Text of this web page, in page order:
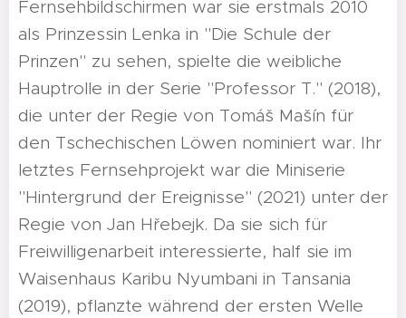
Fernsehbildschirmen war sie erstmals 2010
als Prinzessin Lenka in "Die Schule der
Prinzen" zu sehen, spielte die weibliche
Hauptrolle in der Serie "Professor T." (2018),
die unter der Regie von Tomáš Mašín für
den Tschechischen Löwen nominiert war. Ihr
letztes Fernsehprojekt war die Miniserie
"Hintergrund der Ereignisse" (2021) unter der
Regie von Jan Hřebejk. Da sie sich für
Freiwilligenarbeit interessierte, half sie im
Waisenhaus Karibu Nyumbani in Tansania
(2019), pflanzte während der ersten Welle